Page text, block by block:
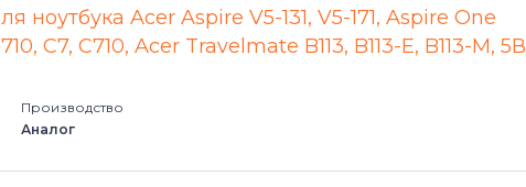
Aspire M5
Aspire R7
Aspire S3
ноутбука Acer Aspire V5-131, V5-171, Aspire One
C7, C710, Acer Travelmate B113, B113-E, B113-M, 5В
Производство
Аналог